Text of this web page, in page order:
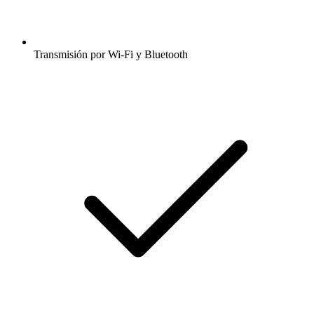
Transmisión por Wi-Fi y Bluetooth